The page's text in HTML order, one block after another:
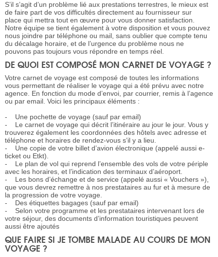
S’il s’agit d’un problème lié aux prestations terrestres, le mieux est
de faire part de vos difficultés directement au fournisseur sur
place qui mettra tout en œuvre pour vous donner satisfaction.
Notre équipe se tient également à votre disposition et vous pouvez
nous joindre par téléphone ou mail, sans oublier que compte tenu
du décalage horaire, et de l’urgence du problème nous ne
pouvons pas toujours vous répondre en temps réel.
DE QUOI EST COMPOSÉ MON CARNET DE VOYAGE ?
Votre carnet de voyage est composé de toutes les informations
vous permettant de réaliser le voyage qui a été prévu avec notre
agence. En fonction du mode d’envoi, par courrier, remis à l’agence
ou par email. Voici les principaux éléments :
- Une pochette de voyage (sauf par email)
- Le carnet de voyage qui décrit l’itinéraire au jour le jour. Vous y
trouverez également les coordonnées des hôtels avec adresse et
téléphone et horaires de rendez-vous s’il y a lieu.
- Une copie de votre billet d’avion électronique (appelé aussi e-
ticket ou Etkt).
- Le plan de vol qui reprend l’ensemble des vols de votre périple
avec les horaires, et l’indication des terminaux d’aéroport.
- Les bons d’échange et de service (appelé aussi « Vouchers »),
que vous devrez remettre à nos prestataires au fur et à mesure de
la progression de votre voyage.
- Des étiquettes bagages (sauf par email)
- Selon votre programme et les prestataires intervenant lors de
votre séjour, des documents d’information touristiques peuvent
aussi être ajoutés
QUE FAIRE SI JE TOMBE MALADE AU COURS DE MON
VOYAGE ?